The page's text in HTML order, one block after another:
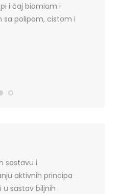
i čaj biomiom i
sa polipom, cistom i
sastavu i
aktivnih principa
u sastav biljnih